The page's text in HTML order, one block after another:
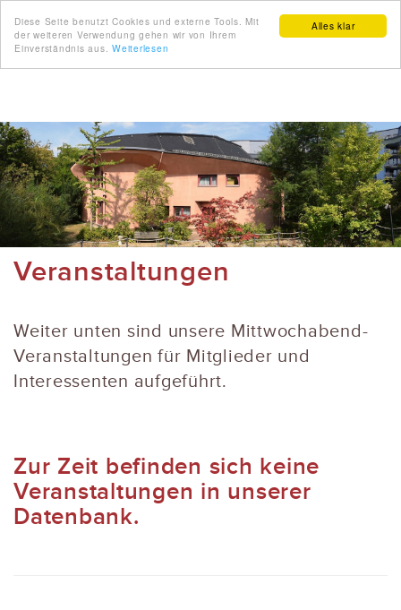
Alles klar
Diese Seite benutzt Cookies und externe Tools. Mit
der weiteren Verwendung gehen wir von Ihrem
Einverständnis aus. Weiterlesen
Veranstaltungen
Weiter unten sind unsere Mittwochabend-
Veranstaltungen für Mitglieder und
Interessenten aufgeführt.
Zur Zeit befinden sich keine
Veranstaltungen in unserer
Datenbank.